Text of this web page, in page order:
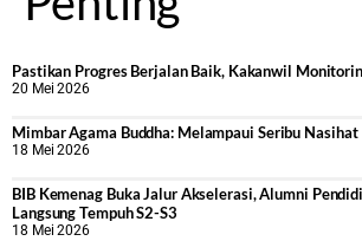
Pastikan Progres Berjalan Baik, Kakanwil
20 Mei 2026
Mimbar Agama Buddha: Melampaui Seribu Nasihat
18 Mei 2026
BIB Kemenag Buka Jalur Akselerasi, Alumni
Langsung Tempuh S2-S3
18 Mei 2026